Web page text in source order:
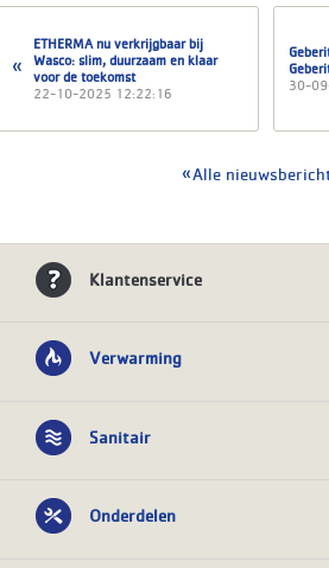
ETHERMA nu verkrijgbaar bij
Wasco: slim, duurzaam en klaar
voor de toekomst
22-10-2025 12:22:16
30-
Alle
Klantenservice
Verwarming
Sanitair
Onderdelen